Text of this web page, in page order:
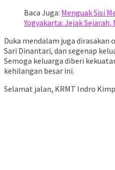
Baca Juga: Menguak Sisi
Yogyakarta: Jejak
Duka mendalam juga
Sari Dinantari, dan segenap
Semoga keluarga diberi
kehilangan besar ini.
Selamat jalan, KRMT Indro